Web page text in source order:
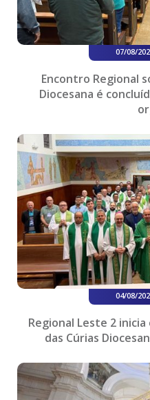
07/08/
Encontro Regional
Diocesana é
04/08/
Regional Leste 2
das Cúrias